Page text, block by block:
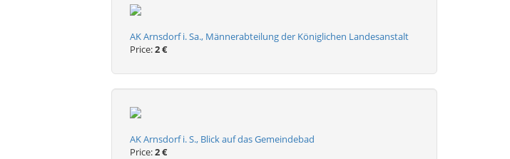
AK Arnsdorf i. Sa., Männerabteilung der Königlichen Landesanstalt
Price:2 €
AK Arnsdorf i. S., Blick auf das Gemeindebad
Price:2 €